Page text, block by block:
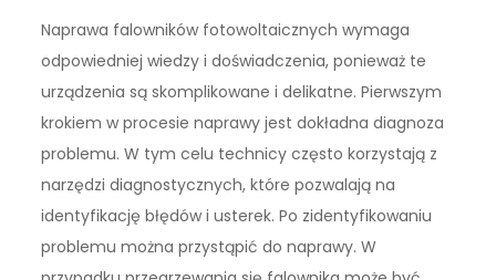
Naprawa falowników fotowoltaicznych wymaga
odpowiedniej wiedzy i doświadczenia, ponieważ te
urządzenia są skomplikowane i delikatne. Pierwszym
krokiem w procesie naprawy jest dokładna diagnoza
problemu. W tym celu technicy często korzystają z
narzędzi diagnostycznych, które pozwalają na
identyfikację błędów i usterek. Po zidentyfikowaniu
problemu można przystąpić do naprawy. W